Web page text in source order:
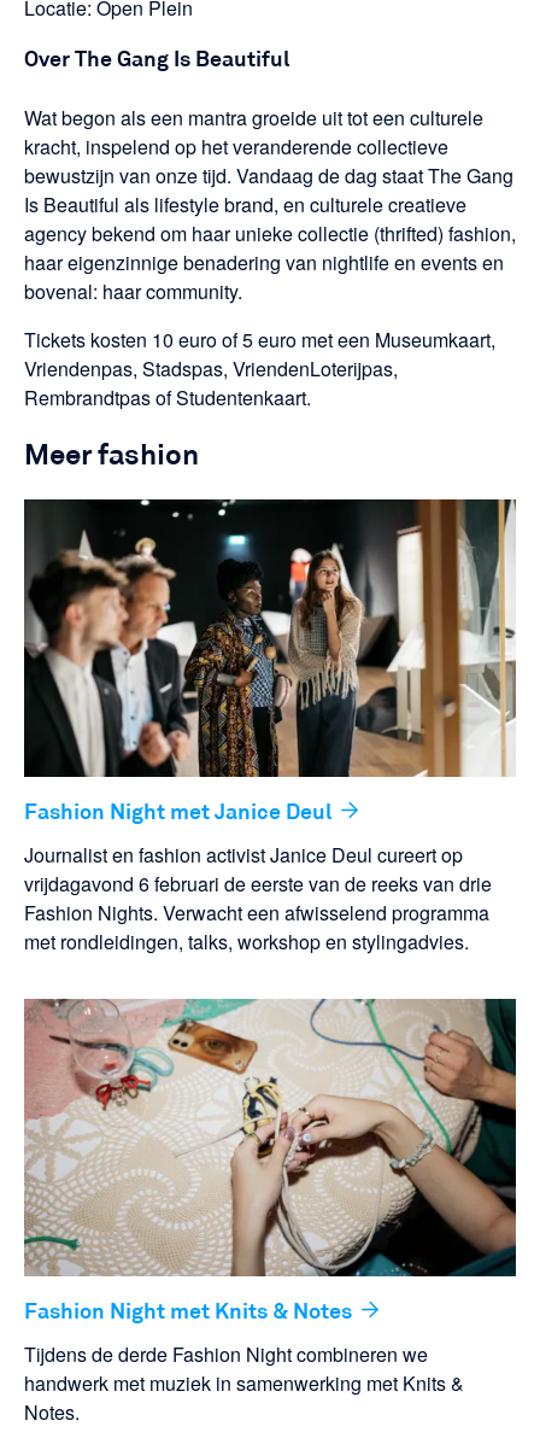
Locatie: Open Plein
Over The Gang Is Beautiful
Wat begon als een mantra groeide uit tot een culturele
kracht, inspelend op het veranderende collectieve
bewustzijn van onze tijd. Vandaag de dag staat The Gang
Is Beautiful als lifestyle brand, en culturele creatieve
agency bekend om haar unieke collectie (thrifted) fashion,
haar eigenzinnige benadering van nightlife en events en
bovenal: haar community.
Tickets kosten 10 euro of 5 euro met een Museumkaart,
Vriendenpas, Stadspas, VriendenLoterijpas,
Rembrandtpas of Studentenkaart.
Meer fashion
Fashion Night met Janice Deul
Journalist en fashion activist Janice Deul cureert op
vrijdagavond 6 februari de eerste van de reeks van drie
Fashion Nights. Verwacht een afwisselend programma
met rondleidingen, talks, workshop en stylingadvies.
Fashion Night met Knits & Notes
Tijdens de derde Fashion Night combineren we
handwerk met muziek in samenwerking met Knits &
Notes.